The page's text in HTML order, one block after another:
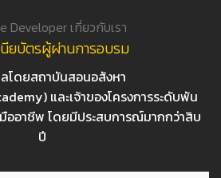
ยบัตรผู้ผ่านการอบรม
โดยสถาบันสอนอสังหา
และเจ้าของโครงการระดับพัน
ออาชีพ โดยมีประสบการณ์มากกว่าสิบ
ปี